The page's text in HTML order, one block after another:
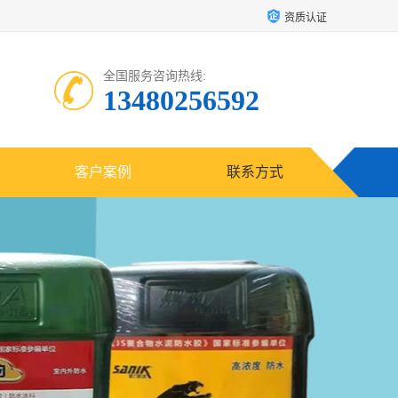
资质认证
全国服务咨询热线:
13480256592
客户案例 联系方式